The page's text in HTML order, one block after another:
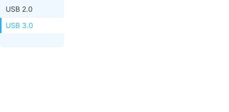
USB 2.0
USB 3.0